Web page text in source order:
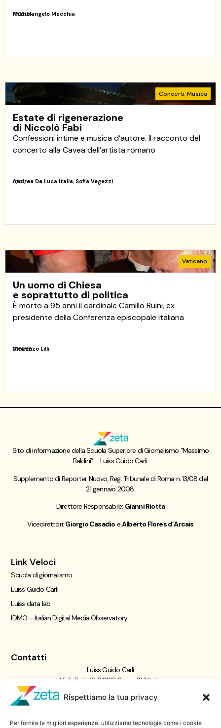
Rispettiamo la tua privacy
Per fornire le migliori esperienze, utilizziamo tecnologie come i cookie
17/06/26
Michelangelo Mecchia
Concerti,Musica
Estate di rigenerazione
di Niccolò Fabi
Confessioni intime e musica d’autore. Il racconto del
concerto alla Cavea dell’artista romano
17/06/26
Andrea De Luca Italia, Sofia Vegezzi
Vaticano
Un uomo di Chiesa
e soprattutto di politica
È morto a 95 anni il cardinale Camillo Ruini, ex
presidente della Conferenza episcopale italiana
17/06/26
Vincenzo Lilli
Sito di informazione della Scuola Superiore di Giornalismo “Massimo
Baldini” – Luiss Guido Carli.
Supplemento di Reporter Nuovo, Reg. Tribunale di Roma n. 13/08 del
21 gennaio 2008.
Direttore Responsabile: Gianni Riotta
Vicedirettori: Giorgio Casadio eAlberto Flores d’Arcais
Link Veloci
Scuola di giornalismo
Luiss Guido Carli
Luiss data lab
IDMO – Italian Digital Media Observatory
Contatti
Luiss Guido Carli
Viale Pola, 12, 00198 Roma RM, Italia
06 8522 5358